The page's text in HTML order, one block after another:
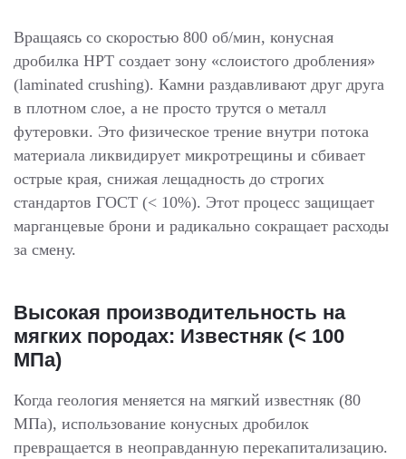
Вращаясь со скоростью 800 об/мин, конусная
дробилка HPT создает зону «слоистого дробления»
(laminated crushing). Камни раздавливают друг друга
в плотном слое, а не просто трутся о металл
футеровки. Это физическое трение внутри потока
материала ликвидирует микротрещины и сбивает
острые края, снижая лещадность до строгих
стандартов ГОСТ (< 10%). Этот процесс защищает
марганцевые брони и радикально сокращает расходы
за смену.
Высокая производительность на
мягких породах: Известняк (< 100
МПа)
Когда геология меняется на мягкий известняк (80
МПа), использование конусных дробилок
превращается в неоправданную перекапитализацию.